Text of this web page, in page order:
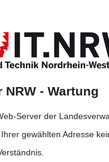
NRW - Wartung
Server der
gewählten Adresse